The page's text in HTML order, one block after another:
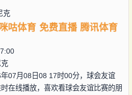
克
咕体育 免费直播 腾讯体育
年07月08日08 17时00分，球会友谊
在线播放，喜欢看球会友谊比赛的朋